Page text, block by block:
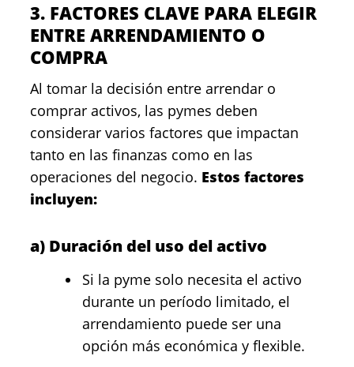
3. FACTORES CLAVE PARA ELEGIR
ENTRE ARRENDAMIENTO O
COMPRA
Al tomar la decisión entre arrendar o
comprar activos, las pymes deben
considerar varios factores que impactan
tanto en las finanzas como en las
operaciones del negocio. Estos factores
incluyen:
a) Duración del uso del activo
Si la pyme solo necesita el activo
durante un período limitado, el
arrendamiento puede ser una
opción más económica y flexible.